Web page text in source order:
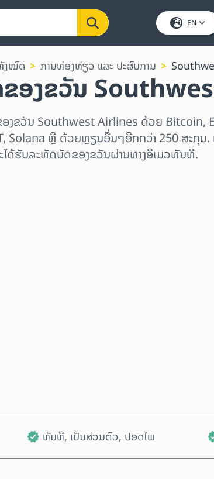
EN
ງໝົດ ການທ່ອງທ່ຽວ ແລະ ປະສົບການ
ອງຂວັນ
ງຂວັນ Southwest Airlines ດ້ວຍ Bitcoin,
Solana ຫຼື ດ້ວຍຫຼຽນອື່ນໆອີກກວ່າ 250 ສະກຸນ.
ໄດ້ຮັບລະຫັດບັດຂອງຂວັນຜ່ານທາງອີເມວທັນທີ.
ທັນທີ, ເປັນສ່ວນຕົວ, ປອດໄພ